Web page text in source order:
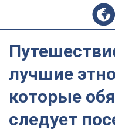
лучшие
которые
следует